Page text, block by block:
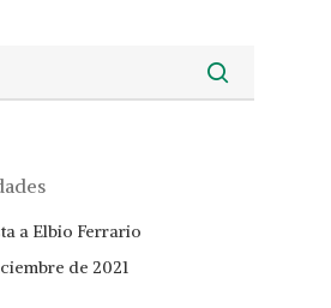
a Elbio Ferrario
de 2021